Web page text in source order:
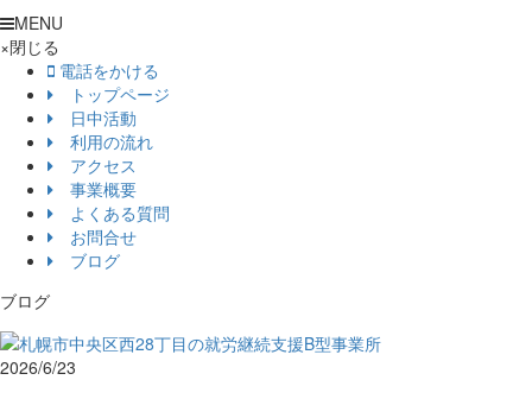
MENU
×閉じる
電話をかける
トップページ
日中活動
利用の流れ
アクセス
事業概要
よくある質問
お問合せ
ブログ
ブログ
2026/6/23